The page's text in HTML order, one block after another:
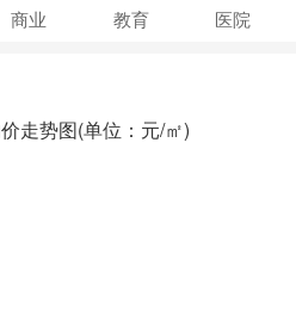
商业 教育 医院
走势图(单位：元/㎡)